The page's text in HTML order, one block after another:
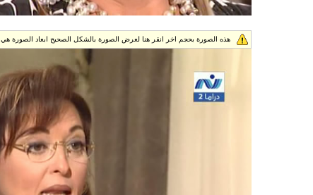
هذه الصورة بحجم اخر انقر هنا لعرض الصورة بالشكل الصحيح ابعاد الصورة هي 688x512.